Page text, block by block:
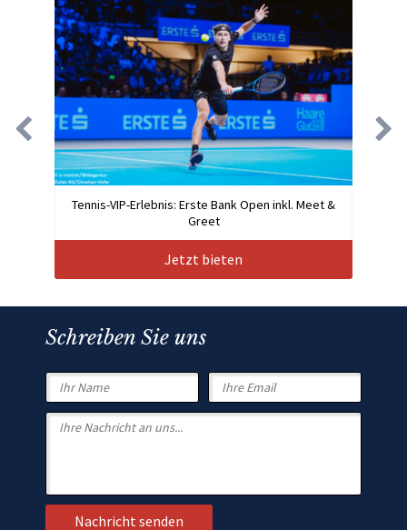
Tennis-VIP-Erlebnis: Erste Bank Open inkl. Meet &
Greet
Jetzt bieten
Schreiben Sie uns